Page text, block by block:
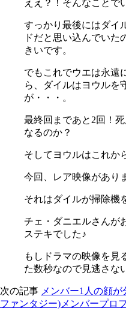
ええ？！そんなことで
すっかり最後にはダイ
ドだと思い込んでいた
きいです。
でもこれでウエは永遠
ら、ダイルはヨウルを
が・・・。
最終回まであと2回！
なるのか？
そしてヨウルはこれか
今回、レア映像があり
それはダイルが掃除機
チェ・ダニエルさんが
ステキでした♪
もしドラマの映像を見
た数秒なので見逃さな
次の記事 メンバー1人の顔が
ファンタジー)メンバープロ